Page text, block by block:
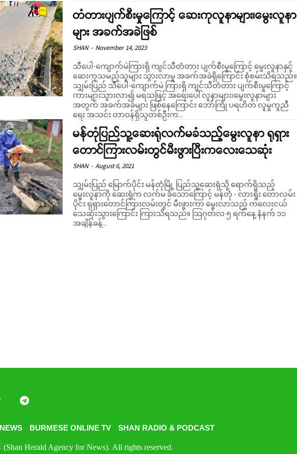
တံတားပျက်စီးမှုကြောင့် ဆေးကုလူနာများ၊မွေးလူနာ
များ အခက်အခဲဖြစ်
SHAN - November 14, 2023
သီပေါ-ကျောက်မဲကြားရှိ ကျင်သီတံတား ပျက်စီးမှုကြောင့် မွေးလူနာနှင့်
ဆေးကုသမည့်သူများ သွားလာမှု အခက်အခဲရှိကြောင်း စုံစမ်းသိရသည်။
သျှမ်းပြည် သီပေါ-ကျောက်မဲ ကြားရှိ ကျင်သီတံတား ပျက်စီးမှုကြောင့်
ကားများသွားလာ၍ မရသဖြင့် အရေးပေါ် လူနာများ၊မွေးလူနာများ
အတွက် အခက်အခဲများ ဖြစ်နေကြောင်း ဘော်ကြို ပရဟိတ လူမှုကူညီ
ရေး အသင်း တာဝန်ရှိသူတစ်ဦးက...
မန်တုံပြည်သူ့ဆေးရုံလက်မခံသည့်မွေးလူနာ ရုရှား
တောင်ကြားလမ်းတွင်မီးဖွားပြီးကလေးသေဆုံး
SHAN - August 6, 2021
သျှမ်းပြည် မြောက်ပိုင်း မန်တုံမြို့ ပြည်သူ့ဆေးရုံသို့ ရောက်ရှိသည့်
မွေးလူနာကို ဆေးရုံက လက်မ ခံသောကြောင့် မန်တုံ - လားရှိုး တောလမ်း
ပိုင်း ရုရှားတောင်ကြားလမ်းတွင် မီးဖွားကာ မွေးလာသည့် ကလေးငယ်
သေဆုံးသွားကြောင်း ကြားသိရသည်။ သြဂုတ်လ ၅ ရက်နေ့ နံနက် ၁၁
အချိန်ခန့်...
BURMESE ONLINE TV SHAN RADIO & PODCAST
Herald Agency for News). All rights reserved.